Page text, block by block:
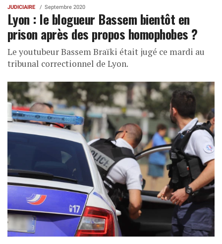
JUDICIAIRE Septembre 2020
Lyon : le blogueur Bassem bientôt en
prison après des propos homophobes ?
Le youtubeur Bassem Braïki était jugé ce mardi au
tribunal correctionnel de Lyon.